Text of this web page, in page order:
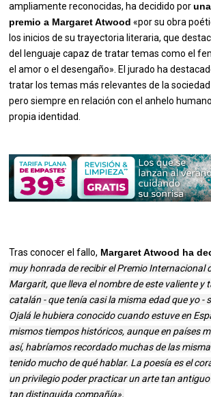
ampliamente reconocidas, ha decidido por
premio a Margaret Atwood «por su obra
los inicios de su trayectoria literaria, que
del lenguaje capaz de tratar temas como el
el amor o el desengaño». El jurado ha
tratar los temas más relevantes de la
pero siempre en relación con el anhelo
propia identidad.
Tras conocer el fallo, Margaret Atwood ha
muy honrada de recibir el Premio Internacional
Margarit, que lleva el nombre de este valiente y
catalán - que tenía casi la misma edad que yo -
Ojalá le hubiera conocido cuando estuve en
mismos tiempos históricos, aunque en países
así, habríamos recordado muchas de las
tenido mucho de qué hablar. La poesía es el
un privilegio poder practicar un arte tan
tan distinguida compañía».